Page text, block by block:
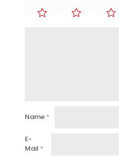
Name *
E-
Mail *